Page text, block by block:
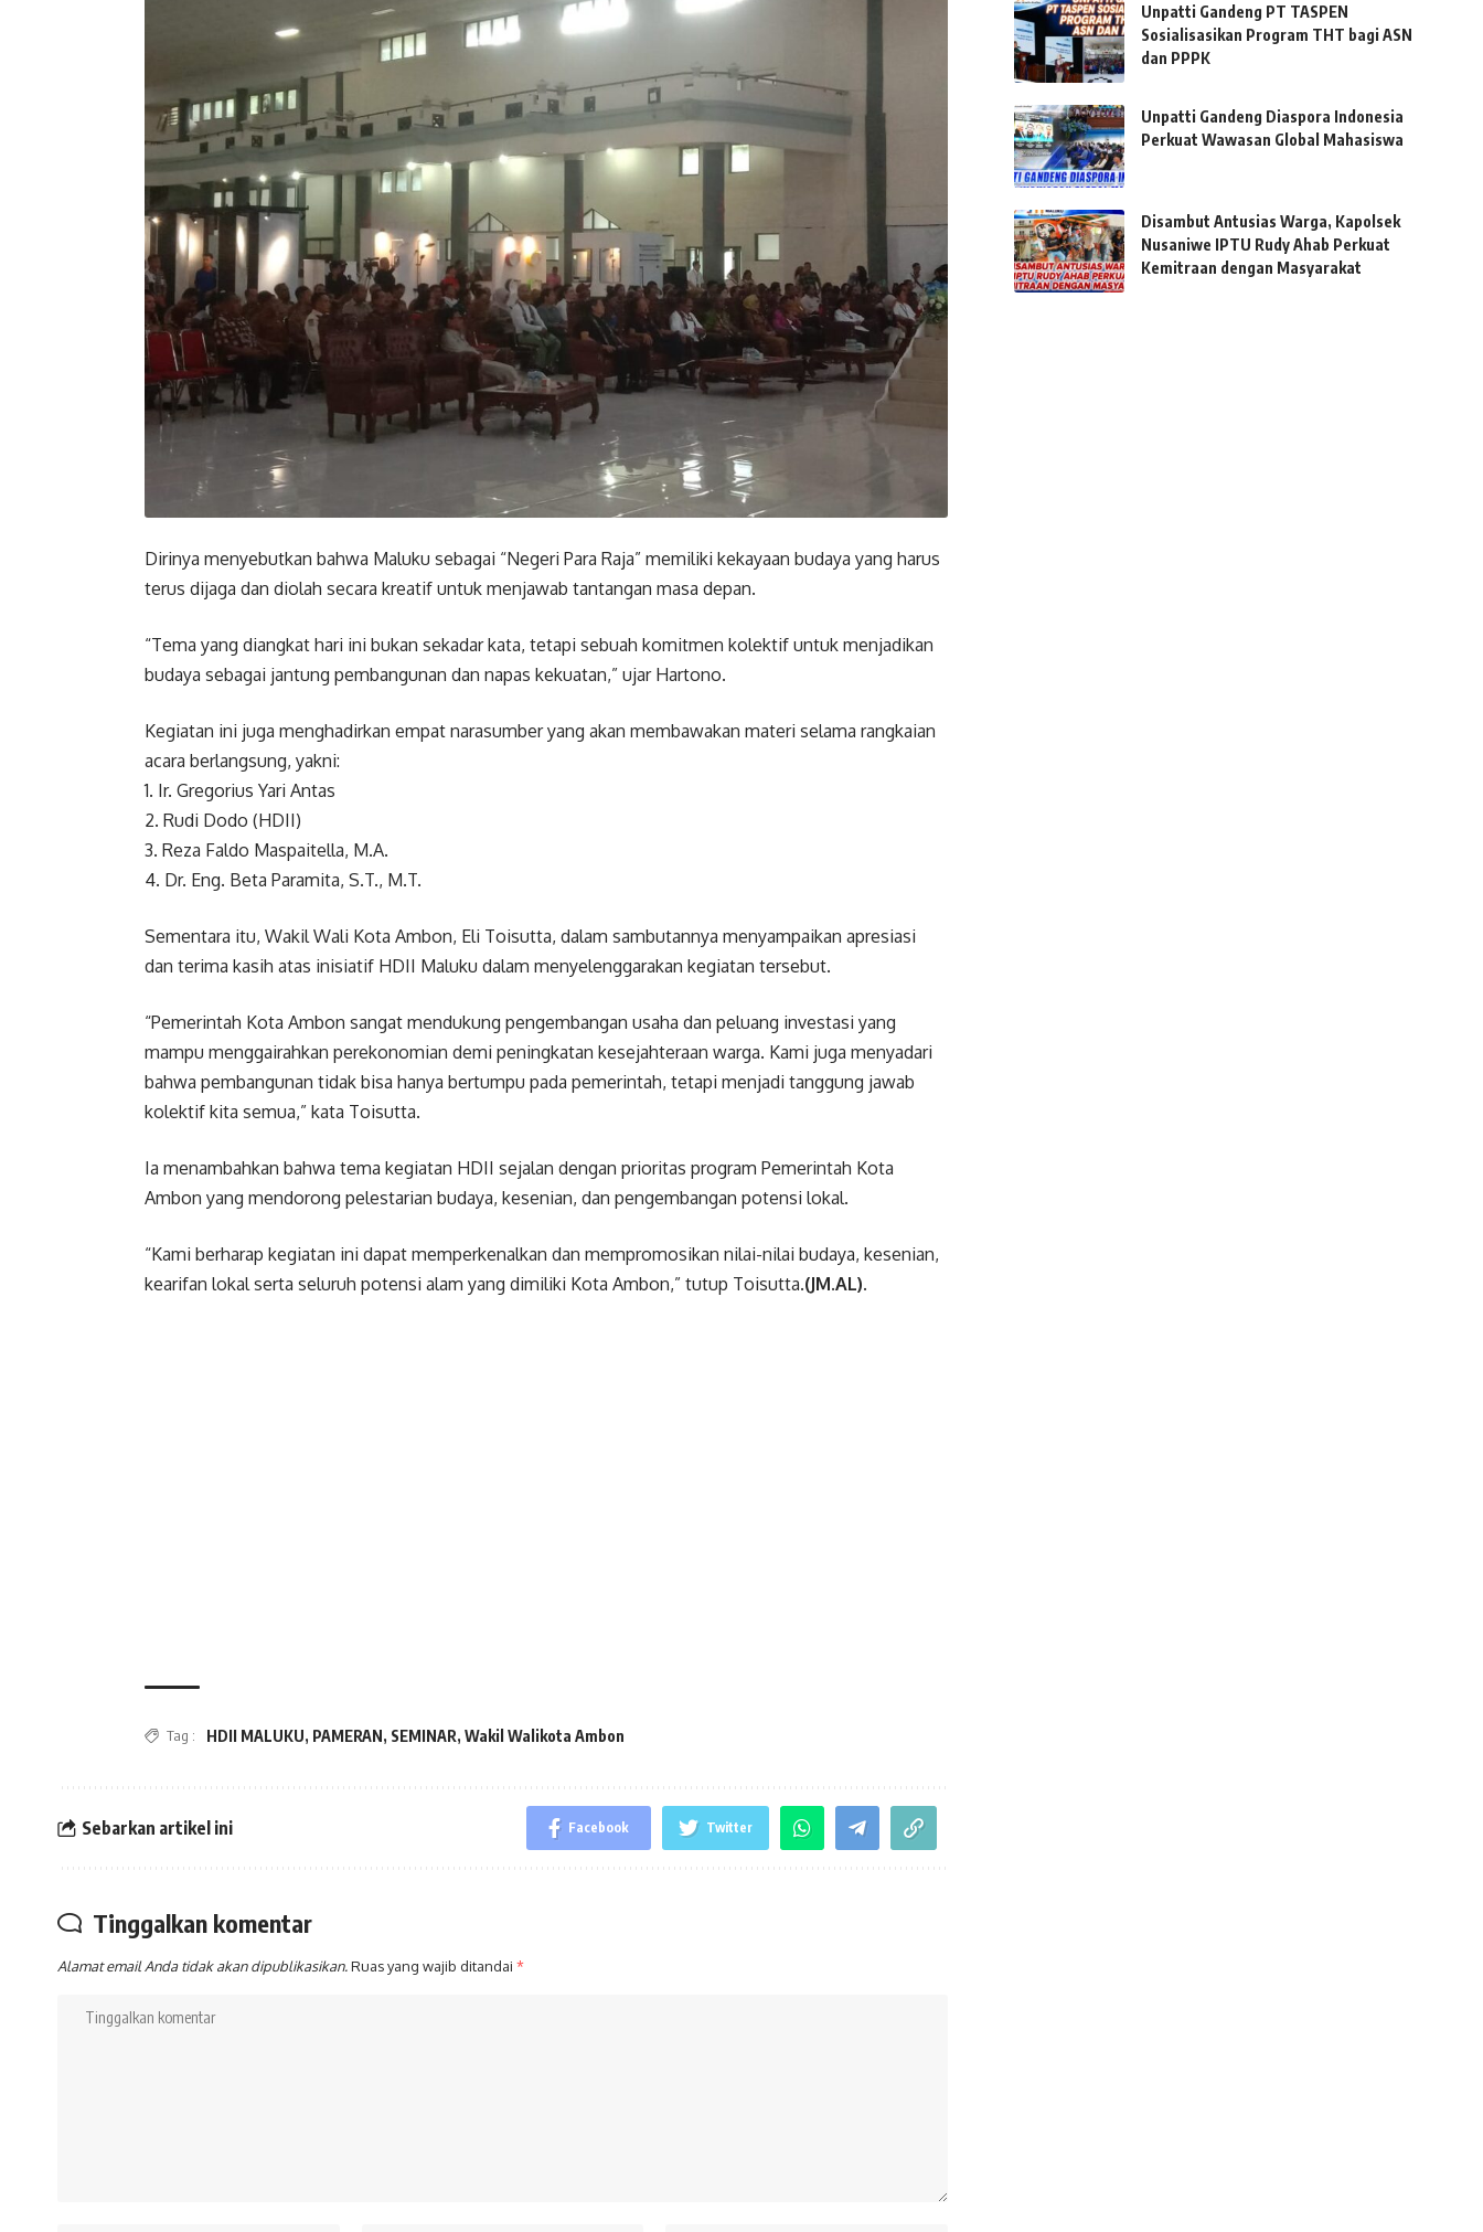
Dirinya menyebutkan bahwa Maluku sebagai “Negeri Para Raja” memiliki kekayaan budaya yang harus
terus dijaga dan diolah secara kreatif untuk menjawab tantangan masa depan.
“Tema yang diangkat hari ini bukan sekadar kata, tetapi sebuah komitmen kolektif untuk menjadikan
budaya sebagai jantung pembangunan dan napas kekuatan,” ujar Hartono.
Kegiatan ini juga menghadirkan empat narasumber yang akan membawakan materi selama rangkaian
acara berlangsung, yakni:
1. Ir. Gregorius Yari Antas
2. Rudi Dodo (HDII)
3. Reza Faldo Maspaitella, M.A.
4. Dr. Eng. Beta Paramita, S.T., M.T.
Sementara itu, Wakil Wali Kota Ambon, Eli Toisutta, dalam sambutannya menyampaikan apresiasi
dan terima kasih atas inisiatif HDII Maluku dalam menyelenggarakan kegiatan tersebut.
“Pemerintah Kota Ambon sangat mendukung pengembangan usaha dan peluang investasi yang
mampu menggairahkan perekonomian demi peningkatan kesejahteraan warga. Kami juga menyadari
bahwa pembangunan tidak bisa hanya bertumpu pada pemerintah, tetapi menjadi tanggung jawab
kolektif kita semua,” kata Toisutta.
Ia menambahkan bahwa tema kegiatan HDII sejalan dengan prioritas program Pemerintah Kota
Ambon yang mendorong pelestarian budaya, kesenian, dan pengembangan potensi lokal.
“Kami berharap kegiatan ini dapat memperkenalkan dan mempromosikan nilai-nilai budaya, kesenian,
kearifan lokal serta seluruh potensi alam yang dimiliki Kota Ambon,” tutup Toisutta.(JM.AL).
Tag : HDII MALUKU, PAMERAN, SEMINAR, Wakil Walikota Ambon
Sebarkan artikel ini Facebook Twitter
Tinggalkan komentar
Alamat email Anda tidak akan dipublikasikan.Ruas yang wajib ditandai *
Unpatti Gandeng PT TASPEN
Sosialisasikan Program THT bagi ASN
dan PPPK
Unpatti Gandeng Diaspora Indonesia
Perkuat Wawasan Global Mahasiswa
Disambut Antusias Warga, Kapolsek
Nusaniwe IPTU Rudy Ahab Perkuat
Kemitraan dengan Masyarakat